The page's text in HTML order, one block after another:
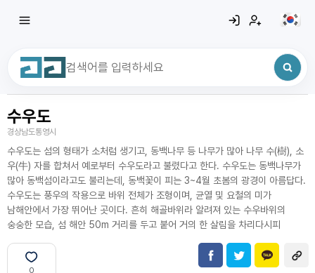
최근 검색어
수우도
경상남도통영시
수우도는 섬의 형태가 소처럼 생기고, 동백나무 등 나무가 많아 나무 수(樹), 소
우(牛) 자를 합쳐서 예로부터 수우도라고 불렸다고 한다. 수우도는 동백나무가
많아 동백섬이라고도 불리는데, 동백꽃이 피는 3~4월 초봄의 광경이 아름답다.
수우도는 풍우의 작용으로 바위 전체가 조형이며, 균열 및 요철의 미가
남해안에서 가장 뛰어난 곳이다. 흔히 해골바위라 알려져 있는 수우바위의
숭숭한 모습, 섬 해안 50m 거리를 두고 붙어 거의 한 살림을 차리다시피
0